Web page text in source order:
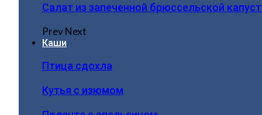
Салат из запеченной брюссельской
PrevNext
Каши
Птица сдохла
Кутья с изюмом